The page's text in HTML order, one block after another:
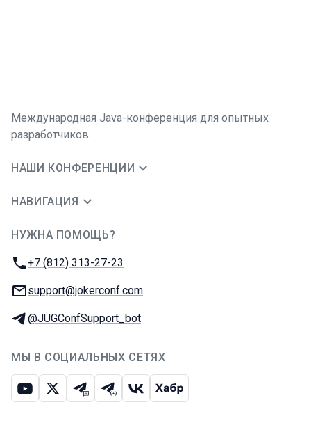
Международная Java-конференция для опытных
разработчиков
НАШИ КОНФЕРЕНЦИИ
НАВИГАЦИЯ
НУЖНА ПОМОЩЬ?
Телефон:
+7 (812) 313-27-23
E-mail:
support@jokerconf.com
Телеграм:
@JUGConfSupport_bot
МЫ В СОЦИАЛЬНЫХ СЕТЯХ
ЮтубИкс Телеграм-чат
Телеграм-канал
ВКонтакте
Хабр